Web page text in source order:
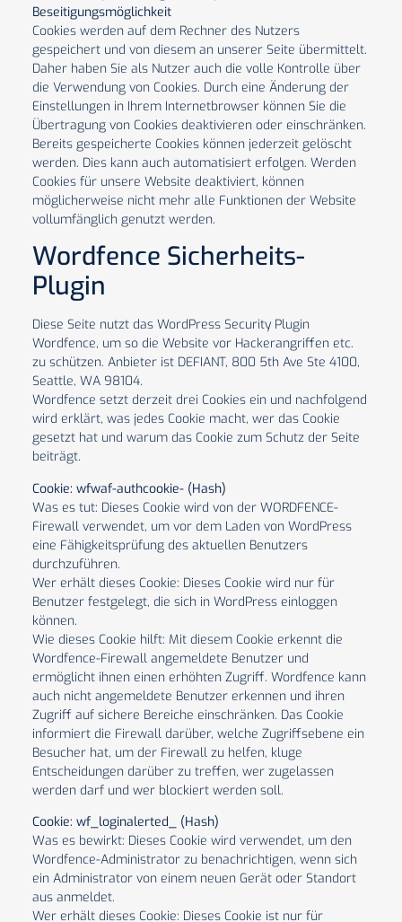
Beseitigungsmöglichkeit
Cookies werden auf dem Rechner des Nutzers
gespeichert und von diesem an unserer Seite übermittelt.
Daher haben Sie als Nutzer auch die volle Kontrolle über
die Verwendung von Cookies. Durch eine Änderung der
Einstellungen in Ihrem Internetbrowser können Sie die
Übertragung von Cookies deaktivieren oder einschränken.
Bereits gespeicherte Cookies können jederzeit gelöscht
werden. Dies kann auch automatisiert erfolgen. Werden
Cookies für unsere Website deaktiviert, können
möglicherweise nicht mehr alle Funktionen der Website
vollumfänglich genutzt werden.
Wordfence Sicherheits-
Plugin
Diese Seite nutzt das WordPress Security Plugin
Wordfence, um so die Website vor Hackerangriffen etc.
zu schützen. Anbieter ist DEFIANT, 800 5th Ave Ste 4100,
Seattle, WA 98104.
Wordfence setzt derzeit drei Cookies ein und nachfolgend
wird erklärt, was jedes Cookie macht, wer das Cookie
gesetzt hat und warum das Cookie zum Schutz der Seite
beiträgt.
Cookie: wfwaf-authcookie- (Hash)
Was es tut: Dieses Cookie wird von der WORDFENCE-
Firewall verwendet, um vor dem Laden von WordPress
eine Fähigkeitsprüfung des aktuellen Benutzers
durchzuführen.
Wer erhält dieses Cookie: Dieses Cookie wird nur für
Benutzer festgelegt, die sich in WordPress einloggen
können.
Wie dieses Cookie hilft: Mit diesem Cookie erkennt die
Wordfence-Firewall angemeldete Benutzer und
ermöglicht ihnen einen erhöhten Zugriff. Wordfence kann
auch nicht angemeldete Benutzer erkennen und ihren
Zugriff auf sichere Bereiche einschränken. Das Cookie
informiert die Firewall darüber, welche Zugriffsebene ein
Besucher hat, um der Firewall zu helfen, kluge
Entscheidungen darüber zu treffen, wer zugelassen
werden darf und wer blockiert werden soll.
Cookie: wf_loginalerted_ (Hash)
Was es bewirkt: Dieses Cookie wird verwendet, um den
Wordfence-Administrator zu benachrichtigen, wenn sich
ein Administrator von einem neuen Gerät oder Standort
aus anmeldet.
Wer erhält dieses Cookie: Dieses Cookie ist nur für